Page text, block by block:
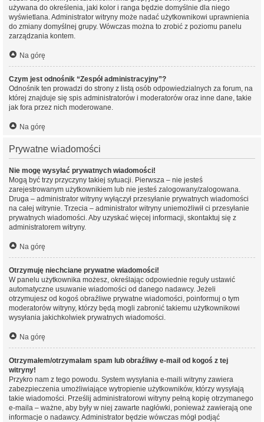
używana do określenia, jaki kolor i ranga będzie domyślnie dla niego
wyświetlana. Administrator witryny może nadać użytkownikowi uprawnienia
do zmiany domyślnej grupy. Wówczas można to zrobić z poziomu panelu
zarządzania kontem.
Na górę
Czym jest odnośnik “Zespół administracyjny”?
Odnośnik ten prowadzi do strony z listą osób odpowiedzialnych za forum, na
której znajduje się spis administratorów i moderatorów oraz inne dane, takie
jak fora przez nich moderowane.
Na górę
Prywatne wiadomości
Nie mogę wysyłać prywatnych wiadomości!
Mogą być trzy przyczyny takiej sytuacji. Pierwsza – nie jesteś
zarejestrowanym użytkownikiem lub nie jesteś zalogowany/zalogowana.
Druga – administrator witryny wyłączył przesyłanie prywatnych wiadomości
na całej witrynie. Trzecia – administrator witryny uniemożliwił ci przesyłanie
prywatnych wiadomości. Aby uzyskać więcej informacji, skontaktuj się z
administratorem witryny.
Na górę
Otrzymuję niechciane prywatne wiadomości!
W panelu użytkownika możesz, określając odpowiednie reguły ustawić
automatyczne usuwanie wiadomości od danego nadawcy. Jeżeli
otrzymujesz od kogoś obraźliwe prywatne wiadomości, poinformuj o tym
moderatorów witryny, którzy będą mogli zabronić takiemu użytkownikowi
wysyłania jakichkolwiek prywatnych wiadomości.
Na górę
Otrzymałem/otrzymałam spam lub obraźliwy e-mail od kogoś z tej
witryny!
Przykro nam z tego powodu. System wysyłania e-maili witryny zawiera
zabezpieczenia umożliwiające wytropienie użytkowników, którzy wysyłają
takie wiadomości. Prześlij administratorowi witryny pełną kopię otrzymanego
e-maila – ważne, aby były w niej zawarte nagłówki, ponieważ zawierają one
informacje o nadawcy. Administrator będzie wówczas mógł podjąć